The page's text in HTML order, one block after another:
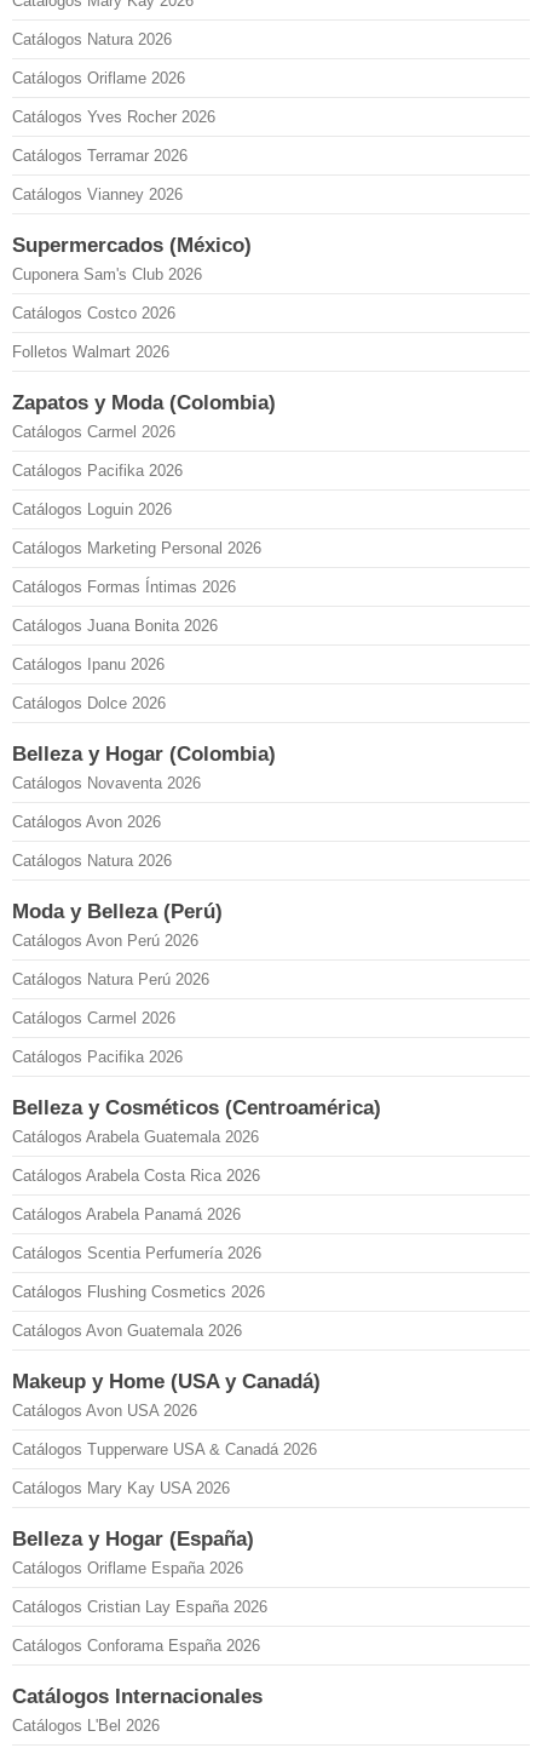
Catálogos Natura 2026
Catálogos Oriflame 2026
Catálogos Yves Rocher 2026
Catálogos Terramar 2026
Catálogos Vianney 2026
Supermercados (México)
Cuponera Sam's Club 2026
Catálogos Costco 2026
Folletos Walmart 2026
Zapatos y Moda (Colombia)
Catálogos Carmel 2026
Catálogos Pacifika 2026
Catálogos Loguin 2026
Catálogos Marketing Personal 2026
Catálogos Formas Íntimas 2026
Catálogos Juana Bonita 2026
Catálogos Ipanu 2026
Catálogos Dolce 2026
Belleza y Hogar (Colombia)
Catálogos Novaventa 2026
Catálogos Avon 2026
Catálogos Natura 2026
Moda y Belleza (Perú)
Catálogos Avon Perú 2026
Catálogos Natura Perú 2026
Catálogos Carmel 2026
Catálogos Pacifika 2026
Belleza y Cosméticos (Centroamérica)
Catálogos Arabela Guatemala 2026
Catálogos Arabela Costa Rica 2026
Catálogos Arabela Panamá 2026
Catálogos Scentia Perfumería 2026
Catálogos Flushing Cosmetics 2026
Catálogos Avon Guatemala 2026
Makeup y Home (USA y Canadá)
Catálogos Avon USA 2026
Catálogos Tupperware USA & Canadá 2026
Catálogos Mary Kay USA 2026
Belleza y Hogar (España)
Catálogos Oriflame España 2026
Catálogos Cristian Lay España 2026
Catálogos Conforama España 2026
Catálogos Internacionales
Catálogos L'Bel 2026